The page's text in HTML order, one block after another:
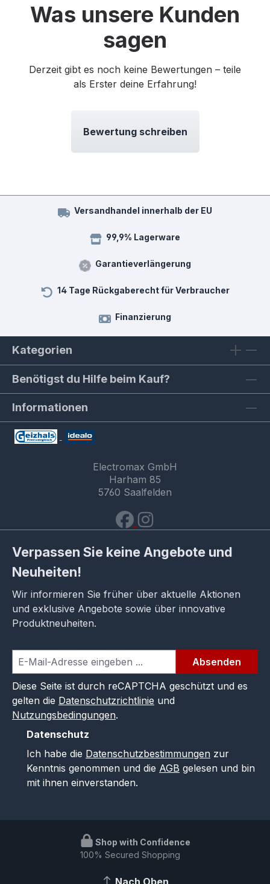
Was unsere Kunden
sagen
Derzeit gibt es noch keine Bewertungen – teile
als Erster deine Erfahrung!
Bewertung schreiben
Versandhandel innerhalb der EU
99,9% Lagerware
Garantieverlängerung
14 Tage Rückgaberecht für Verbraucher
Finanzierung
Kategorien
Benötigst du Hilfe beim Kauf?
Informationen
Electromax GmbH
Harham 85
5760 Saalfelden
Verpassen Sie keine Angebote und
Neuheiten!
Wir informieren Sie früher über aktuelle Aktionen
und exklusive Angebote sowie über innovative
Produktneuheiten.
Absenden
Diese Seite ist durch reCAPTCHA geschützt und es
gelten die Datenschutzrichtlinie und
Nutzungsbedingungen.
Datenschutz
Ich habe die Datenschutzbestimmungen zur
Kenntnis genommen und die AGB gelesen und bin
mit ihnen einverstanden.
Shop with Confidence
100% Secured Shopping